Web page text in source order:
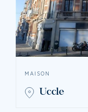
MAISON
uccle